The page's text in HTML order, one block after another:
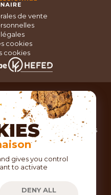
de vente
cookies
cookies
pour concocter de
d’un grand chef ?
cuisine, nous vous
issus des meilleures
de pâtisserie,
ustensiles de cuisine,
au sein de nos 21
tout votre matériel
toc.fr
gives you control
to activate
DENY ALL